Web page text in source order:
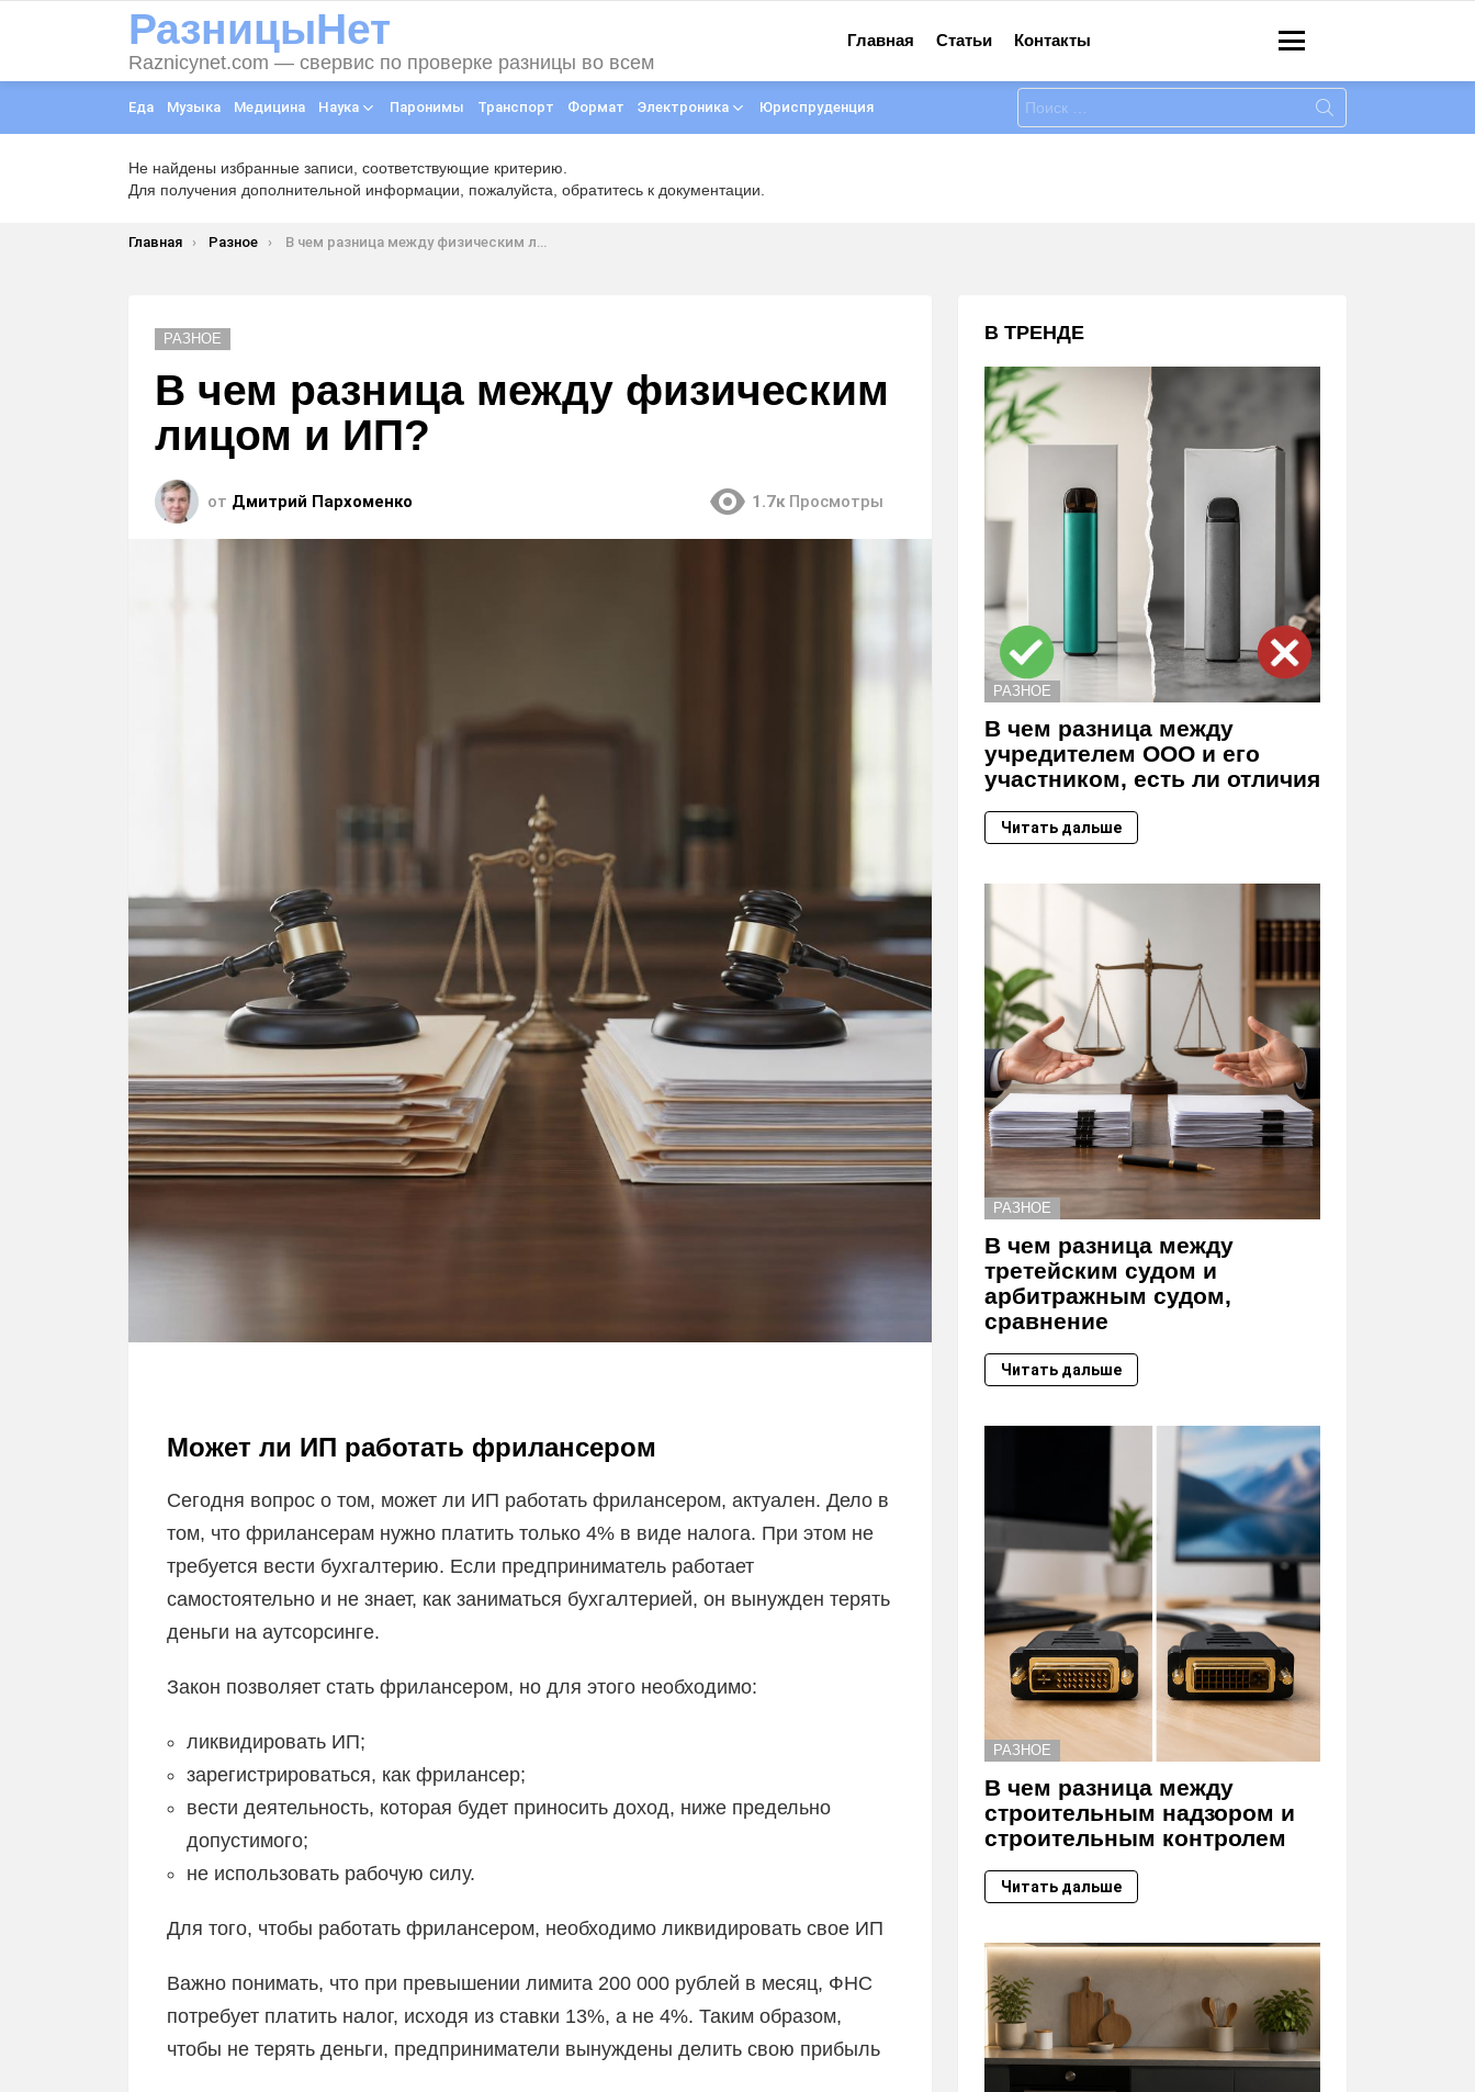
РазницыНет
Raznicynet.com — свервис по проверке разницы во всем
Главная Статьи Контакты
Еда Музыка Медицина Наука Паронимы Транспорт Формат Электроника Юриспруденция
Искать:
Не найдены избранные записи, соответствующие критерию.
Для получения дополнительной информации, пожалуйста, обратитесь к документации.
Вы здесь:
Главная Разное В чем разница между физическим лицом и ИП?
РАЗНОЕ
В чем разница между физическим
лицом и ИП?
от Дмитрий Пархоменко 1.7к Просмотры
Может ли ИП работать фрилансером
Сегодня вопрос о том, может ли ИП работать фрилансером, актуален. Дело в
том, что фрилансерам нужно платить только 4% в виде налога. При этом не
требуется вести бухгалтерию. Если предприниматель работает
самостоятельно и не знает, как заниматься бухгалтерией, он вынужден терять
деньги на аутсорсинге.
Закон позволяет стать фрилансером, но для этого необходимо:
ликвидировать ИП;
зарегистрироваться, как фрилансер;
вести деятельность, которая будет приносить доход, ниже предельно
допустимого;
не использовать рабочую силу.
Для того, чтобы работать фрилансером, необходимо ликвидировать свое ИП
Важно понимать, что при превышении лимита 200 000 рублей в месяц, ФНС
потребует платить налог, исходя из ставки 13%, а не 4%. Таким образом,
чтобы не терять деньги, предприниматели вынуждены делить свою прибыль
В ТРЕНДЕ
РАЗНОЕ
В чем разница между
учредителем ООО и его
участником, есть ли отличия
Читать дальше
РАЗНОЕ
В чем разница между
третейским судом и
арбитражным судом,
сравнение
Читать дальше
РАЗНОЕ
В чем разница между
строительным надзором и
строительным контролем
Читать дальше